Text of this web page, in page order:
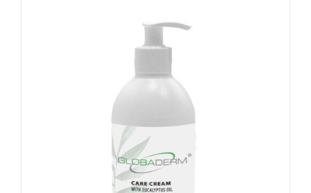
VALITSE VAIHTOEHDOISTA
ON
USEAMPI
MUUNNELMA.
LISÄTIEDOT